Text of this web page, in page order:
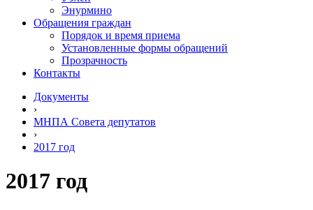
Энурмино
Обращения граждан
Порядок и время приема
Установленные формы обращений
Прозрачность
Контакты
Документы
›
МНПА Совета депутатов
›
2017 год
2017 год